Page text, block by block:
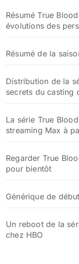
Résumé True
évolutions des
Résumé de la
Distribution de la
secrets du casting
La série True
streaming Max à
Regarder True
pour bientôt
Générique de
Un reboot de la
chez HBO